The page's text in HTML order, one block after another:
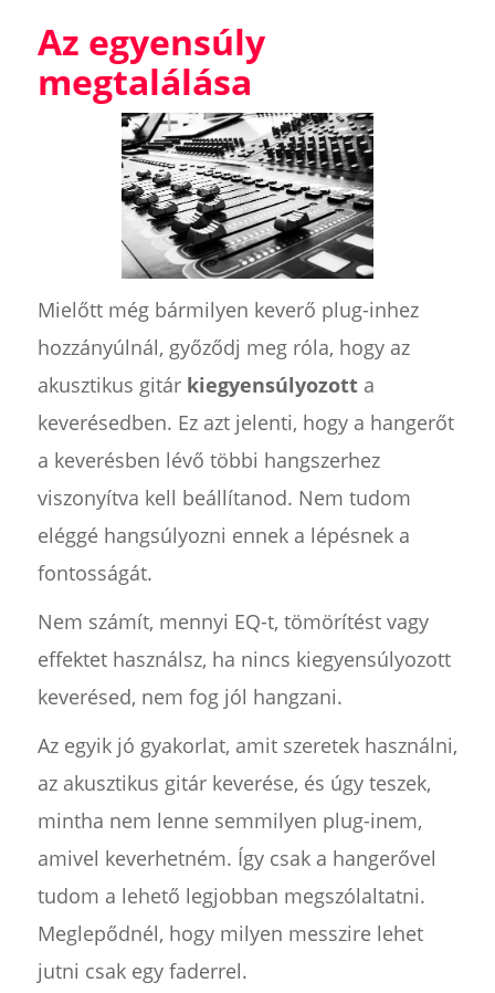
Az egyensúly
megtalálása
Mielőtt még bármilyen keverő plug-inhez
hozzányúlnál, győződj meg róla, hogy az
akusztikus gitár kiegyensúlyozotta
keverésedben. Ez azt jelenti, hogy a hangerőt
a keverésben lévő többi hangszerhez
viszonyítva kell beállítanod. Nem tudom
eléggé hangsúlyozni ennek a lépésnek a
fontosságát.
Nem számít, mennyi EQ-t, tömörítést vagy
effektet használsz, ha nincs kiegyensúlyozott
keverésed, nem fog jól hangzani.
Az egyik jó gyakorlat, amit szeretek használni,
az akusztikus gitár keverése, és úgy teszek,
mintha nem lenne semmilyen plug-inem,
amivel keverhetném. Így csak a hangerővel
tudom a lehető legjobban megszólaltatni.
Meglepődnél, hogy milyen messzire lehet
jutni csak egy faderrel.